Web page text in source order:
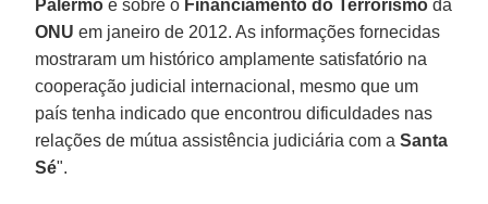
Palermoe sobre o Financiamento do Terrorismoda
ONUem janeiro de 2012. As informações fornecidas
mostraram um histórico amplamente satisfatório na
cooperação judicial internacional, mesmo que um
país tenha indicado que encontrou dificuldades nas
relações de mútua assistência judiciária com aSanta
Sé".